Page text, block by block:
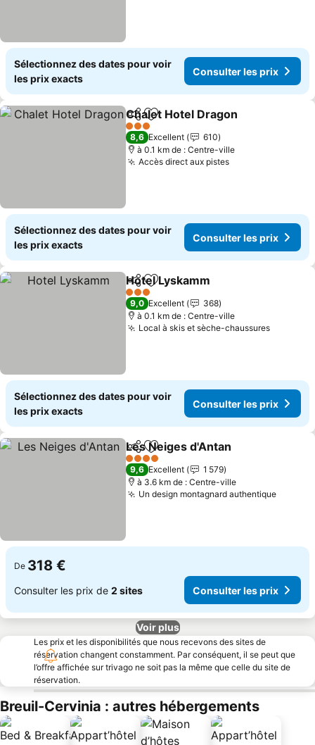
Sélectionnez des dates pour voir
les prix exacts
Consulter les prix
PartagerAjouter à mes favoris
Chalet Hotel Dragon
3 Étoiles
8,6 Excellent
610
à 0.1 km de : Centre-ville
Accès direct aux pistes
Sélectionnez des dates pour voir
les prix exacts
Consulter les prix
PartagerAjouter à mes favoris
Hotel Lyskamm
3 Étoiles
9,0 Excellent
368
à 0.1 km de : Centre-ville
Local à skis et sèche-chaussures
Sélectionnez des dates pour voir
les prix exacts
Consulter les prix
PartagerAjouter à mes favoris
Les Neiges d'Antan
4 Étoiles
9,6 Excellent
1 579
à 3.6 km de : Centre-ville
Un design montagnard authentique
De 318 €
Consulter les prix de 2 sites Consulter les prix
Voir plus
Les prix et les disponibilités que nous recevons des sites de
réservation changent constamment. Par conséquent, il se peut que
l’offre affichée sur trivago ne soit pas la même que celle du site de
réservation.
Breuil-Cervinia : autres hébergements